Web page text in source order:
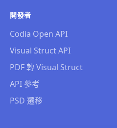
開發者
Codia Open API
Visual Struct API
PDF 轉 Visual Struct
API 參考
PSD 遷移